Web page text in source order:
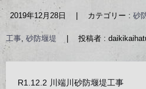
2019年12月28日 カテゴリー : 砂
工事 砂防堰堤 投稿者 :
R1.12.2 川端川砂防堰堤工事